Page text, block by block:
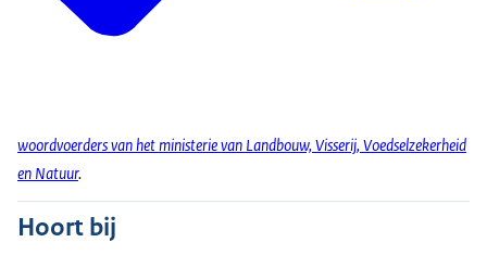
woordvoerders van het ministerie van Landbouw, Visserij, Voedselzekerheid
en Natuur.
Hoort bij